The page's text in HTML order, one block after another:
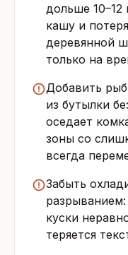
дольше 10–12
кашу и
деревянной
только на
Добавить
из бутылки
оседает
зоны со
всегда
Забыть
куски
теряется